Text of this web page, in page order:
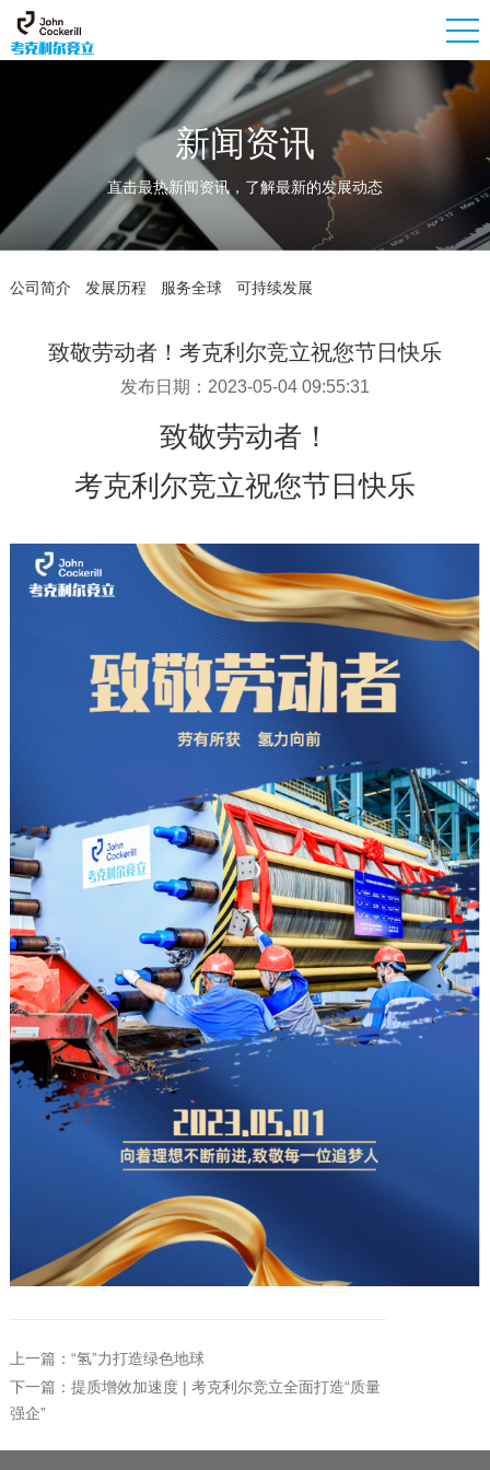
新闻资讯
直击最热新闻资讯，了解最新的发展动态
公司简介 发展历程 服务全球 可持续发展
致敬劳动者！考克利尔竞立祝您节日快乐
发布日期：2023-05-04 09:55:31
致敬劳动者！
考克利尔竞立祝您节日快乐
上一篇：“氢”力打造绿色地球
下一篇：提质增效加速度 | 考克利尔竞立全面打造“质量
强企”